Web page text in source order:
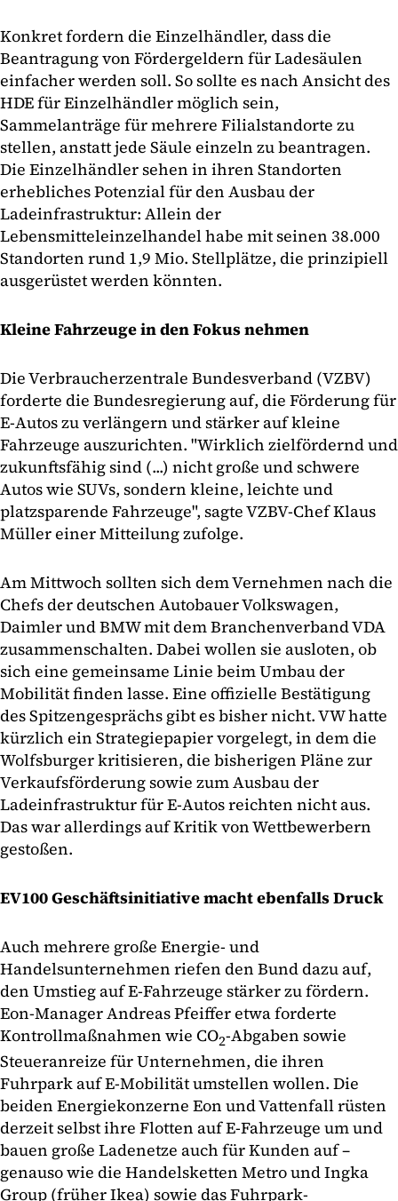
Konkret fordern die Einzelhändler, dass die
Beantragung von Fördergeldern für Ladesäulen
einfacher werden soll. So sollte es nach Ansicht des
HDE für Einzelhändler möglich sein,
Sammelanträge für mehrere Filialstandorte zu
stellen, anstatt jede Säule einzeln zu beantragen.
Die Einzelhändler sehen in ihren Standorten
erhebliches Potenzial für den Ausbau der
Ladeinfrastruktur: Allein der
Lebensmitteleinzelhandel habe mit seinen 38.000
Standorten rund 1,9 Mio. Stellplätze, die prinzipiell
ausgerüstet werden könnten.
Kleine Fahrzeuge in den Fokus nehmen
Die Verbraucherzentrale Bundesverband (VZBV)
forderte die Bundesregierung auf, die Förderung für
E-Autos zu verlängern und stärker auf kleine
Fahrzeuge auszurichten. "Wirklich zielfördernd und
zukunftsfähig sind (...) nicht große und schwere
Autos wie SUVs, sondern kleine, leichte und
platzsparende Fahrzeuge", sagte VZBV-Chef Klaus
Müller einer Mitteilung zufolge.
Am Mittwoch sollten sich dem Vernehmen nach die
Chefs der deutschen Autobauer Volkswagen,
Daimler und BMW mit dem Branchenverband VDA
zusammenschalten. Dabei wollen sie ausloten, ob
sich eine gemeinsame Linie beim Umbau der
Mobilität finden lasse. Eine offizielle Bestätigung
des Spitzengesprächs gibt es bisher nicht. VW hatte
kürzlich ein Strategiepapier vorgelegt, in dem die
Wolfsburger kritisieren, die bisherigen Pläne zur
Verkaufsförderung sowie zum Ausbau der
Ladeinfrastruktur für E-Autos reichten nicht aus.
Das war allerdings auf Kritik von Wettbewerbern
gestoßen.
EV100 Geschäftsinitiative macht ebenfalls Druck
Auch mehrere große Energie- und
Handelsunternehmen riefen den Bund dazu auf,
den Umstieg auf E-Fahrzeuge stärker zu fördern.
Eon-Manager Andreas Pfeiffer etwa forderte
Kontrollmaßnahmen wie CO2-Abgaben sowie
Steueranreize für Unternehmen, die ihren
Fuhrpark auf E-Mobilität umstellen wollen. Die
beiden Energiekonzerne Eon und Vattenfall rüsten
derzeit selbst ihre Flotten auf E-Fahrzeuge um und
bauen große Ladenetze auch für Kunden auf –
genauso wie die Handelsketten Metro und Ingka
Group (früher Ikea) sowie das Fuhrpark-